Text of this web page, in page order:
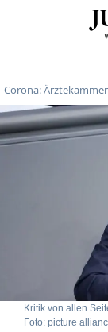
Corona:
Kritik von allen
Foto: picture